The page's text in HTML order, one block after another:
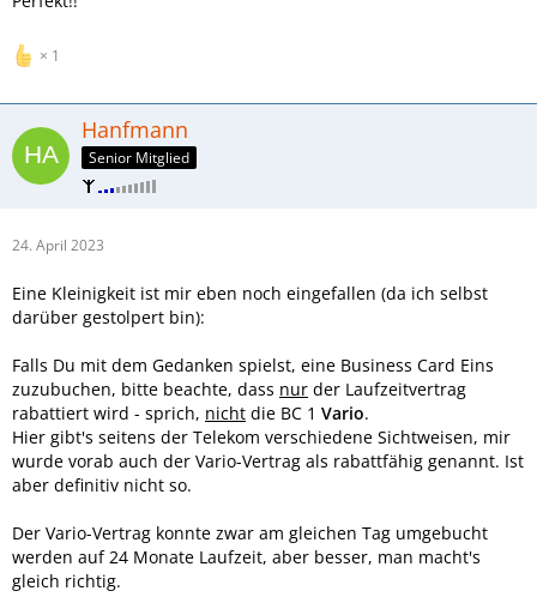
1
Hanfmann
Senior Mitglied
24. April 2023
Eine Kleinigkeit ist mir eben noch eingefallen (da ich selbst
darüber gestolpert bin):
Falls Du mit dem Gedanken spielst, eine Business Card Eins
zuzubuchen, bitte beachte, dass nur der Laufzeitvertrag
rabattiert wird - sprich, nicht die BC 1 Vario.
Hier gibt's seitens der Telekom verschiedene Sichtweisen, mir
wurde vorab auch der Vario-Vertrag als rabattfähig genannt. Ist
aber definitiv nicht so.
Der Vario-Vertrag konnte zwar am gleichen Tag umgebucht
werden auf 24 Monate Laufzeit, aber besser, man macht's
gleich richtig.